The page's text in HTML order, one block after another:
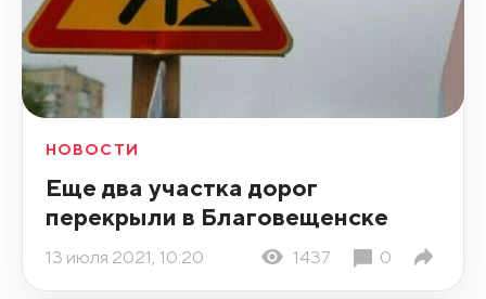
НОВОСТИ
Еще два участка дорог
перекрыли в Благовещенске
13 июля 2021, 10:20 1437 0